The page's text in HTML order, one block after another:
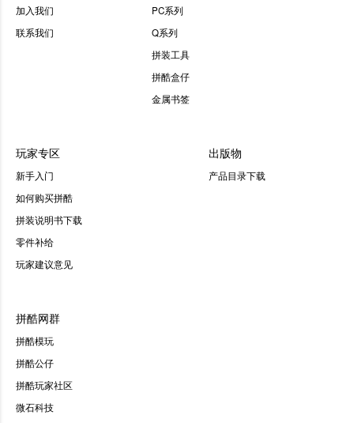
加入我们
联系我们
PC系列
Q系列
拼装工具
拼酷盒仔
金属书签
玩家专区
新手入门
如何购买拼酷
拼装说明书下载
零件补给
玩家建议意见
出版物
产品目录下载
拼酷网群
拼酷模玩
拼酷公仔
拼酷玩家社区
微石科技